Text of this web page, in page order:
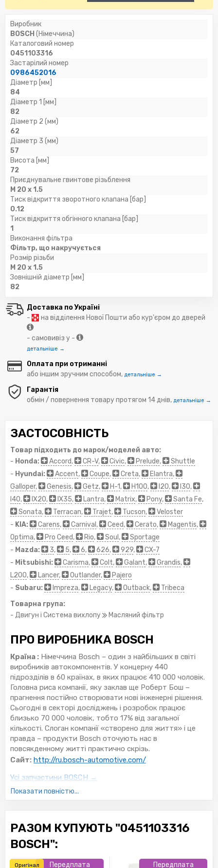
Виробник
BOSCH (Німеччина)
Каталоговий номер
0451103316
Застарілий номер
0986452016
Діаметр [мм]
84
Діаметр 1 [мм]
82
Діаметр 2 (мм)
62
Діаметр 3 (мм)
57
Висота [мм]
72
Приєднувальне гвинтове різьблення
M 20 x 1.5
Тиск відкриття зворотного клапана [бар]
0.12
Тиск відкриття обгінного клапана [бар]
1
Виконання фільтра
Фільтр, що накручується
Розмір різьби
M 20 x 1.5
Зовнішній діаметр [мм]
82
Доставка по Україні
-
на відділення Нової Пошти або кур'єром до дверей
- самовивіз у -
детальніше →
Оплата при отриманні
або іншим зручним способом, детальніше →
Гарантія
обмін / повернення товару протягом 14 днів, детальніше →
ЗАСТОСОВНІСТЬ
Товар підходить до марок/моделей авто:
- Honda: Accord, CR-V, Civic, Prelude,
Shuttle
- Hyundai: Accent, Coupe, Creta, Elantra,
Galloper, Genesis, Getz, H-1, H100, I20, I30,
I40, IX20, IX35, Lantra, Matrix, Pony, Santa Fe,
Sonata, Terracan, Trajet, Tucson,
Veloster
- KIA: Carens, Carnival , Ceed, Cerato, Magentis,
Optima, Pro Ceed, Rio, Soul ,
Sportage
- Mazda: 3, 5, 6, 626, 929,
CX-7
- Mitsubishi: Carisma, Colt, Galant, Grandis,
L200, Lancer, Outlander,
Pajero
- Subaru: Impreza, Legacy, Outback,
Tribeca
Товарна група:
- Двигун і Система вихлопу
Масляний фільтр
ПРО ВИРОБНИКА BOSCH
Країна : Німеччина Bosch – один з найбільших в світі
виробників автокомпонентів. У концерну 440
підрозділів в 60 країнах, в яких працює 410 000 чоловік.
Головна риса компанії, яку заклав ще Роберт Бош –
прагнення постійно створювати нові інженерні рішення.
Сьогодні в секторі досліджень і розробок працює
близько 70 000 чоловік, тобто 17% від загальної
кількості. Слоган компанії «створено для життя» і це
правда – продукти Bosch оточують нас в
повсякденному житті практично скрізь.
Сайт: http://ru.bosch-automotive.com/
Усі запчастини BOSCH →
Показати повністю...
РАЗОМ КУПУЮТЬ "0451103316
BOSCH":
Передплата
Оригінал Передплата